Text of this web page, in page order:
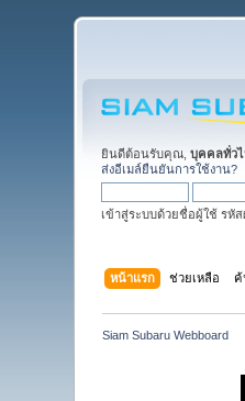
ยินดีต้อนรับคุณ,บุคคลทั่วไ
ส่งอีเมล์ยืนยันการใช้งาน?
เข้าสู่ระบบด้วยชื่อผู้ใช้ รหั
หน้าแรก ช่วยเหลือ ค้
Siam Subaru Webboard